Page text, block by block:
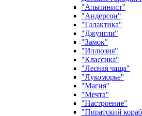
"Альпинист"
"Андерсон"
"Галактика"
"Джунгли"
"Замок"
"Иллюзия"
"Классика"
"Лесная чаща"
"Лукоморье"
"Магия"
"Мечта"
"Настроение"
"Пиратский